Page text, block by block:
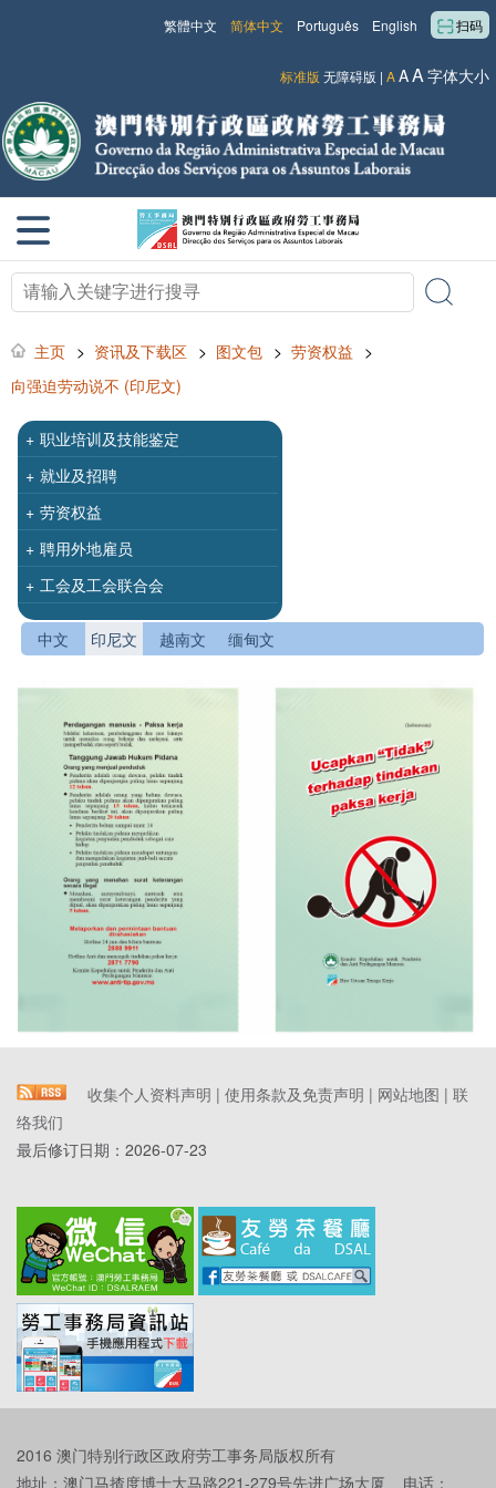
扫码
English
Português
简体中文
繁體中文
标准版 无障碍版 | AAA字体大小
主页 > 资讯及下载区 > 图文包 > 劳资权益 >
向强迫劳动说不 (印尼文)
+ 职业培训及技能鉴定
+ 就业及招聘
+ 劳资权益
+ 聘用外地雇员
+ 工会及工会联合会
中文 印尼文 越南文 缅甸文
收集个人资料声明 | 使用条款及免责声明 | 网站地图 | 联
络我们
最后修订日期： 2026-07-23
2016 澳门特别行政区政府劳工事务局版权所有
地址：澳门马揸度博士大马路221-279号先进广场大厦 电话：